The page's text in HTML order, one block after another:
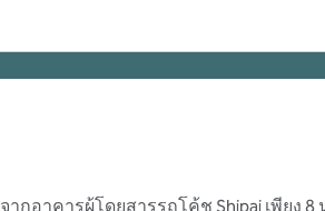
กอาคารผู้โดยสารรถโค้ช Shipai เพียง